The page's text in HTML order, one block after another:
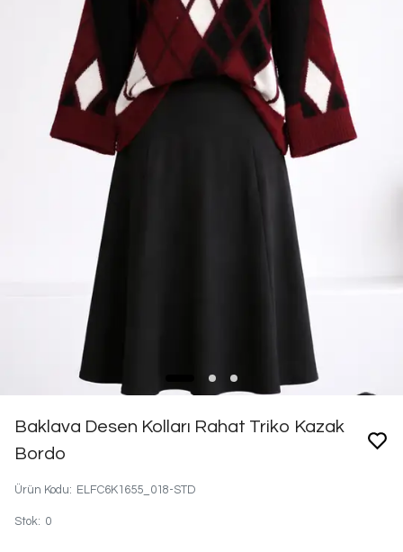
Baklava Desen Kolları Rahat Triko Kazak
Bordo
Ürün Kodu: ELFC6K1655_018-STD
Stok: 0